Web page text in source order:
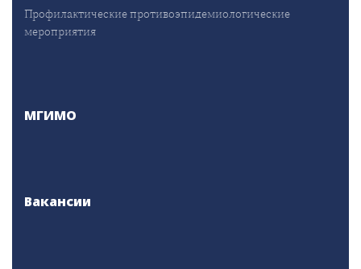
Профилактические противоэпидемиологические
мероприятия
МГИМО
Вакансии